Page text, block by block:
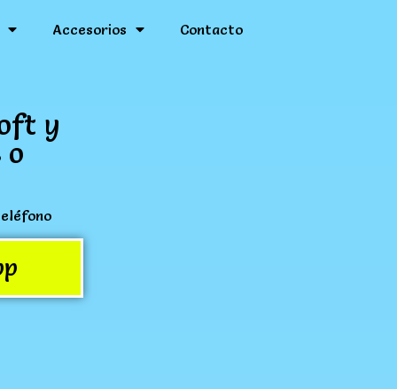
Accesorios Contacto
y
o